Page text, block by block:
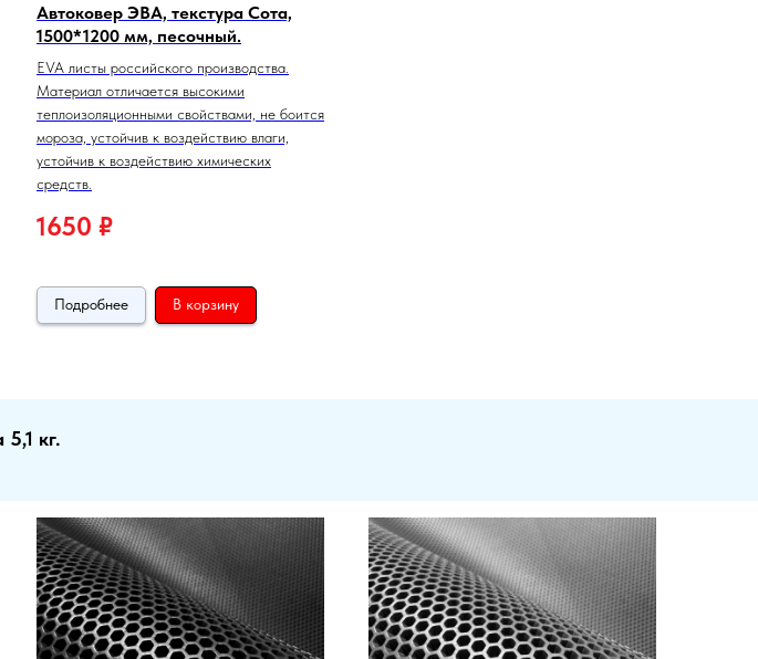
Автоковер ЭВА, текстура Сота,
1500*1200 мм, песочный.
EVA листы российского производства.
Материал отличается высокими
теплоизоляционными свойствами, не боится
мороза, устойчив к воздействию влаги,
устойчив к воздействию химических
средств.
1650 ₽
Подробнее В корзину
кг.